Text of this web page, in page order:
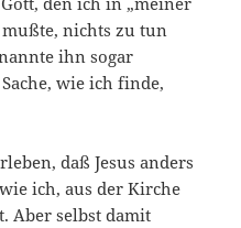
nichts zu tun
ihn sogar
wie ich finde,
daß Jesus anders
ich, aus der Kirche
Aber selbst damit